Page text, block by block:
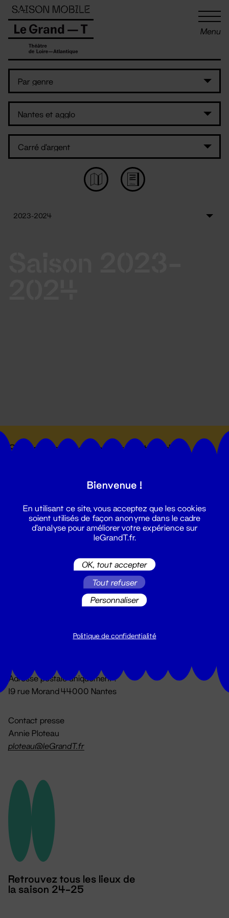
Menu
Suivez toutes les actualités du
Du lundi au vendredi 14h → 18h
Adresse postale uniquement :
19 rue Morand 44000 Nantes
Contact presse
Annie Ploteau
ploteau@leGrandT.fr
Retrouvez tous les lieux de
la saison 24-25
Panneau de gestion des cookies
Bienvenue !
En utilisant ce site, vous acceptez que les cookies
soient utilisés de façon anonyme dans le cadre
d'analyse pour améliorer votre expérience sur
leGrandT.fr.
OK, tout accepter
Tout refuser
Personnaliser
Politique de confidentialité